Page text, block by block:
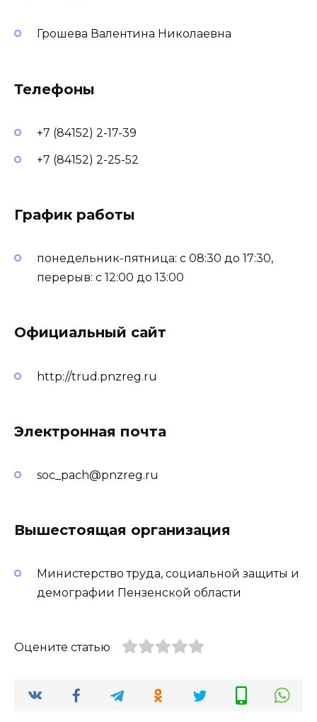
Грошева Валентина Николаевна
Телефоны
+7 (84152) 2-17-39
+7 (84152) 2-25-52
График работы
понедельник-пятница: с 08:30 до 17:30,
перерыв: с 12:00 до 13:00
Официальный сайт
http://trud.pnzreg.ru
Электронная почта
soc_pach@pnzreg.ru
Вышестоящая организация
Министерство труда, социальной защиты и
демографии Пензенской области
Оцените статью